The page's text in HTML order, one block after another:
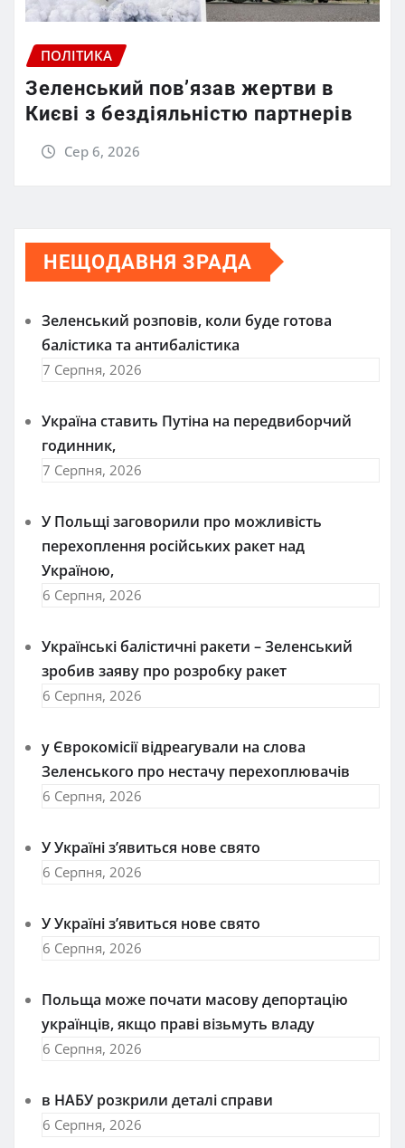
ПОЛІТИКА
Зеленський пов’язав жертви в
Києві з бездіяльністю партнерів
Сер 6, 2026
НЕЩОДАВНЯ ЗРАДА
Зеленський розповів, коли буде готова
балістика та антибалістика
7 Серпня, 2026
Україна ставить Путіна на передвиборчий
годинник,
7 Серпня, 2026
У Польщі заговорили про можливість
перехоплення російських ракет над
Україною,
6 Серпня, 2026
Українські балістичні ракети – Зеленський
зробив заяву про розробку ракет
6 Серпня, 2026
у Єврокомісії відреагували на слова
Зеленського про нестачу перехоплювачів
6 Серпня, 2026
У Україні з’явиться нове свято
6 Серпня, 2026
У Україні з’явиться нове свято
6 Серпня, 2026
Польща може почати масову депортацію
українців, якщо праві візьмуть владу
6 Серпня, 2026
в НАБУ розкрили деталі справи
6 Серпня, 2026